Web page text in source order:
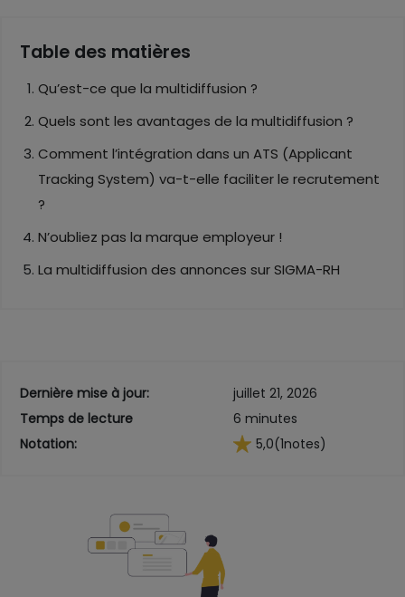
Table des matières
Qu’est-ce que la multidiffusion ?
Quels sont les avantages de la multidiffusion ?
Comment l’intégration dans un ATS (Applicant
Tracking System) va-t-elle faciliter le recrutement
?
N’oubliez pas la marque employeur !
La multidiffusion des annonces sur SIGMA-RH
Dernière mise à jour:
Temps de lecture
Notation:
juillet 21, 2026
6 minutes
5,0(1notes)